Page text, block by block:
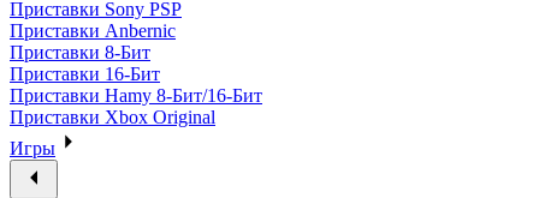
Приставки Sony PSP
Приставки Anbernic
Приставки 8-Бит
Приставки 16-Бит
Приставки Hamy 8-Бит/16-Бит
Приставки Xbox Original
Игры